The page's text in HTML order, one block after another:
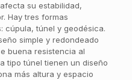
su estabilidad,
Hay tres formas
cúpula, túnel y geodésica.
simple y redondeado
buena resistencia al
tipo túnel tienen un diseño
más altura y espacio